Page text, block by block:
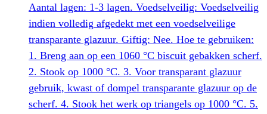
Aantal lagen: 1-3 lagen. Voedselveilig: Voedselveilig
indien volledig afgedekt met een voedselveilige
transparante glazuur. Giftig: Nee. Hoe te gebruiken:
1. Breng aan op een 1060 °C biscuit gebakken scherf.
2. Stook op 1000 °C. 3. Voor transparant glazuur
gebruik, kwast of dompel transparante glazuur op de
scherf. 4. Stook het werk op triangels op 1000 °C. 5.